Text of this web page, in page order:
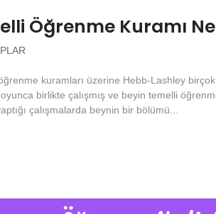
Öğrenme Kuramı
kuramları üzerine Hebb-Lashley
birlikte çalışmış ve beyin temelli
çalışmalarda beynin bir bölümü...